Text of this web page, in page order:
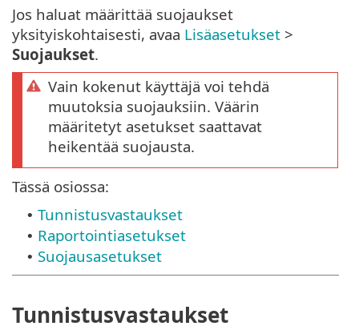
Jos haluat määrittää suojaukset
yksityiskohtaisesti, avaa Lisäasetukset >
Suojaukset.
Vain kokenut käyttäjä voi tehdä
muutoksia suojauksiin. Väärin
määritetyt asetukset saattavat
heikentää suojausta.
Tässä osiossa:
• Tunnistusvastaukset
• Raportointiasetukset
• Suojausasetukset
Tunnistusvastaukset